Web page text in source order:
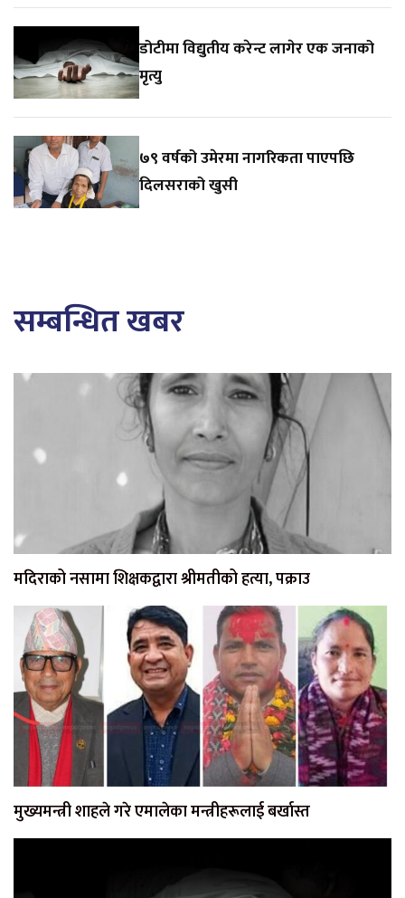
डोटीमा विद्युतीय करेन्ट लागेर एक जनाको
मृत्यु
७९ वर्षको उमेरमा नागरिकता पाएपछि
दिलसराको खुसी
सम्बन्धित खबर
मदिराको नसामा शिक्षकद्वारा श्रीमतीको हत्या, पक्राउ
मुख्यमन्त्री शाहले गरे एमालेका मन्त्रीहरूलाई बर्खास्त